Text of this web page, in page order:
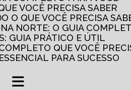
VOCÊ PRECISA SABER
O QUE VOCÊ PRECISA
NORTE: O GUIA
GUIA PRÁTICO E ÚTIL
QUE VOCÊ
PARA SUCESSO